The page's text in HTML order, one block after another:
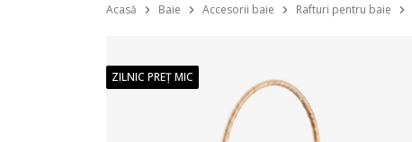
Acasă Baie Accesorii baie Rafturi pentru baie
ZILNIC PREȚ MIC